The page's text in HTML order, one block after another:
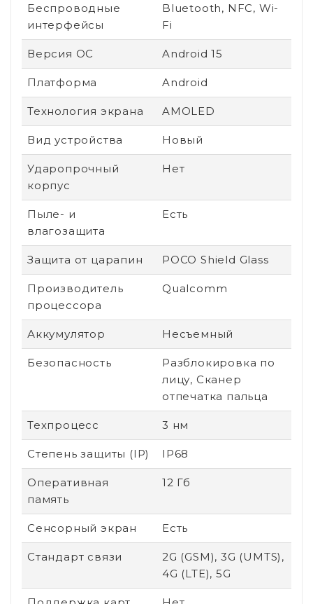
Беспроводные
интерфейсы
Bluetooth, NFC, Wi-
Fi
Версия ОС Android 15
Платформа Android
Технология экрана AMOLED
Вид устройства Новый
Ударопрочный
корпус
Нет
Пыле- и
влагозащита
Есть
Защита от царапин POCO Shield Glass
Производитель
процессора
Qualcomm
Аккумулятор Несъемный
Безопасность
Разблокировка по
лицу, Сканер
отпечатка пальца
Техпроцесс 3 нм
Степень защиты (IP) IP68
Оперативная
память
12 Гб
Сенсорный экран Есть
Стандарт связи
2G (GSM), 3G (UMTS),
4G (LTE), 5G